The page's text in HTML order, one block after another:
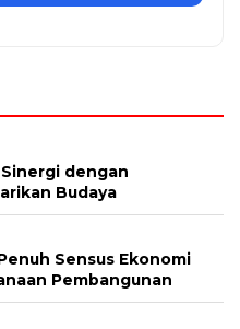
dengan
Budaya
Sensus Ekonomi
Pembangunan